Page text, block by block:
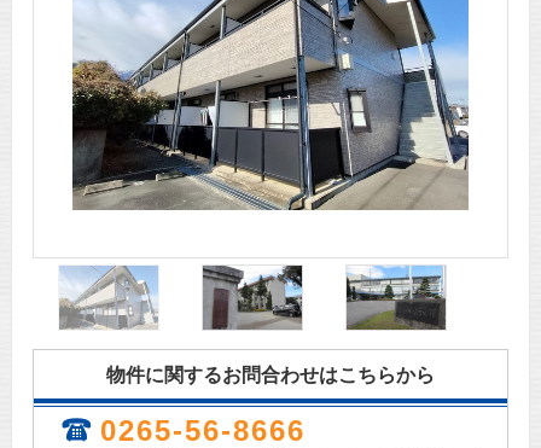
物件に関するお問合わせはこちらから
0265-56-8666